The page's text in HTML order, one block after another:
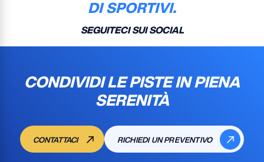
DI SPORTIVI.
SEGUITECI SUI SOCIAL
CONDIVIDI LE PISTE IN PIENA
SERENITÀ
CONTATTACI RICHIEDI UN PREVENTIVO